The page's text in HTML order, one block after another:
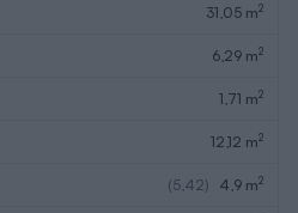
31,05 m2
6,29 m2
1,71 m2
12,12 m2
(5,42) 4,9 m2